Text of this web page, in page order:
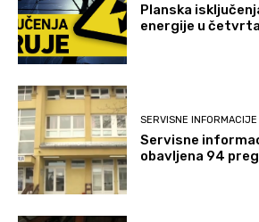
Planska
energije u
SERVISNE INFORMACIJE
Servisne
obavljena 94